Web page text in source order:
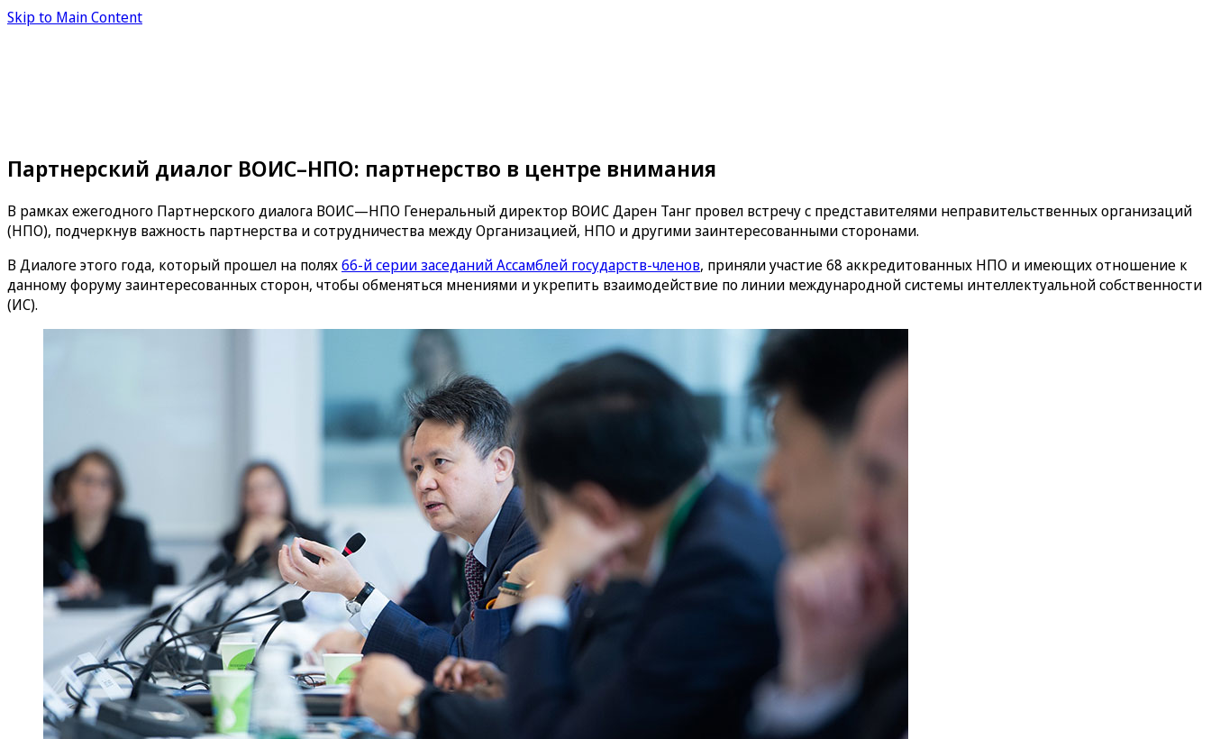
Skip to Main Content
Партнерский диалог ВОИС–НПО: партнерство в центре внимания
В рамках ежегодного Партнерского диалога ВОИС—НПО Генеральный директор ВОИС Дарен Танг провел встречу с представителями неправительственных организаций
(НПО), подчеркнув важность партнерства и сотрудничества между Организацией, НПО и другими заинтересованными сторонами.
В Диалоге этого года, который прошел на полях66-й серии заседаний Ассамблей государств-членов, приняли участие 68 аккредитованных НПО и имеющих отношение к
данному форуму заинтересованных сторон, чтобы обменяться мнениями и укрепить взаимодействие по линии международной системы интеллектуальной собственности
(ИС).